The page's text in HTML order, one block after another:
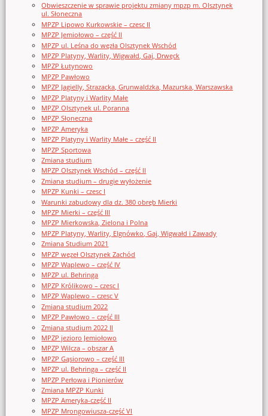
Obwieszczenie w sprawie projektu zmiany mpzp m. Olsztynek
ul. Słoneczna
MPZP Lipowo Kurkowskie – czesc II
MPZP Jemiołowo – część II
MPZP ul. Leśna do węzła Olsztynek Wschód
MPZP Platyny, Warlity, Wigwałd, Gaj, Drwęck
MPZP Łutynowo
MPZP Pawłowo
MPZP Jagielly, Strazacka, Grunwaldzka, Mazurska, Warszawska
MPZP Platyny i Warlity Małe
MPZP Olsztynek ul. Poranna
MPZP Słoneczna
MPZP Ameryka
MPZP Platyny i Warlity Małe – część II
MPZP Sportowa
Zmiana studium
MPZP Olsztynek Wschód – część II
Zmiana studium – drugie wyłożenie
MPZP Kunki – czesc I
Warunki zabudowy dla dz. 380 obręb Mierki
MPZP Mierki – część III
MPZP Mierkowska, Zielona i Polna
MPZP Platyny, Warlity, Elgnówko, Gaj, Wigwałd i Zawady
Zmiana Studium 2021
MPZP węzeł Olsztynek Zachód
MPZP Waplewo – część IV
MPZP ul. Behringa
MPZP Królikowo – czesc I
MPZP Waplewo – czesc V
Zmiana studium 2022
MPZP Pawłowo – część III
Zmiana studium 2022 II
MPZP jezioro Jemiołowo
MPZP Wilcza – obszar A
MPZP Gąsiorowo – część III
MPZP ul. Behringa – część II
MPZP Perłowa i Pionierów
Zmiana MPZP Kunki
MPZP Ameryka-część II
MPZP Mrongowiusza-część VI